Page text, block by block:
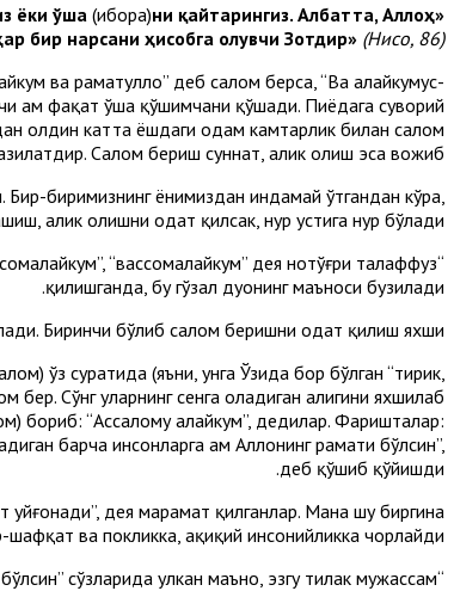
«
ёки ўша (ибора)ни қайтарингиз. Албатта, Аллоҳ
бир нарсани ҳисобга олувчи Зотдир» (Нисо, 86).
ва раҳматуллоҳ” деб салом берса, “Ва алайкумус-
ҳам фақат ўша қўшимчани қўшади. Пиёдага суворий
олдин катта ёшдаги одам камтарлик билан салом
Салом бериш суннат, алик олиш эса вожиб.
биримизнинг ёнимиздан индамай ўтгандан кўра,
алик олишни одат қилсак, нур устига нур бўлади.
“вассомалайкум” дея нотўғри талаффуз
қилишганда, бу гўзал дуонинг маъноси бузилади.
Биринчи бўлиб салом беришни одат қилиш яхши.
ўз суратида (яъни, унга Ўзида бор бўлган “тирик,
бер. Сўнг уларнинг сенга оладиган алигини яхшилаб
бориб: “Ассалому алайкум”, дедилар. Фаришталар:
барча инсонларга ҳам Аллоҳнинг раҳмати бўлсин”,
деб қўшиб қўйишди.
уйғонади”, дея марҳамат қилганлар. Мана шу биргина
шафқат ва покликка, ҳақиқий инсонийликка чорлайди.
“Ассалому алайкум” – “Сизга тинчлик тилайман”, “Ва алайкум ассалом” – “Сизга ҳам тинчлик бўлсин” сўзларида улкан маъно, эзгу тилак мужассам.